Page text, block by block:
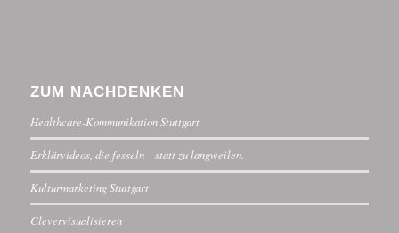
ZUM NACHDENKEN
Healthcare-Kommunikation Stuttgart
Erklärvideos, die fesseln – statt zu langweilen.
Kulturmarketing Stuttgart
Clevervisualisieren